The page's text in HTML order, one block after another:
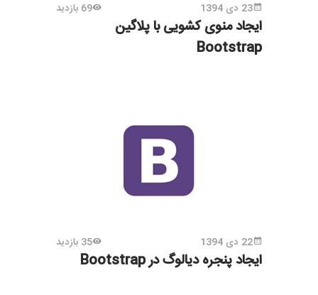
23 دی 1394 69 بازدید
ایجاد منوی کشویی با پلاگین
Bootstrap
22 دی 1394 35 بازدید
ایجاد پنجره دیالوگ در Bootstrap